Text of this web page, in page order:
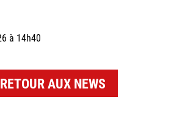
à 14h40
RETOUR AUX NEWS